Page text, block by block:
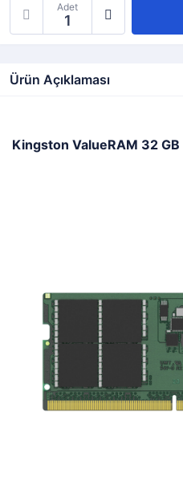
Adet
Ürün Açıklaması
Kingston ValueRAM 32